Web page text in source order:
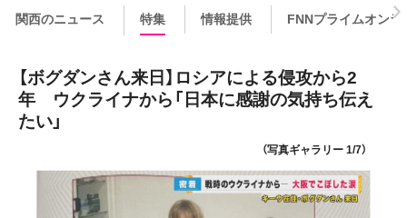
関西のニュース 特集 情報提供 FNNプライムオンラ
【ボグダンさん来日】ロシアによる侵攻から2
年 ウクライナから「日本に感謝の気持ち伝え
たい」
（写真ギャラリー 1/7）